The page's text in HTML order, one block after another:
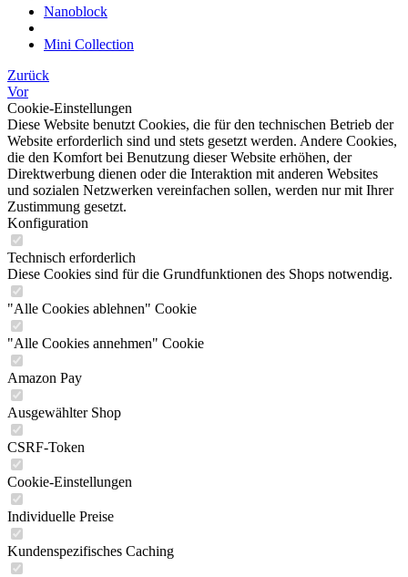
Nanoblock
Mini Collection
Zurück
Vor
Cookie-Einstellungen
Diese Website benutzt Cookies, die für den technischen Betrieb der
Website erforderlich sind und stets gesetzt werden. Andere Cookies,
die den Komfort bei Benutzung dieser Website erhöhen, der
Direktwerbung dienen oder die Interaktion mit anderen Websites
und sozialen Netzwerken vereinfachen sollen, werden nur mit Ihrer
Zustimmung gesetzt.
Konfiguration
Technisch erforderlich
Diese Cookies sind für die Grundfunktionen des Shops notwendig.
"Alle Cookies ablehnen" Cookie
"Alle Cookies annehmen" Cookie
Amazon Pay
Ausgewählter Shop
CSRF-Token
Cookie-Einstellungen
Individuelle Preise
Kundenspezifisches Caching